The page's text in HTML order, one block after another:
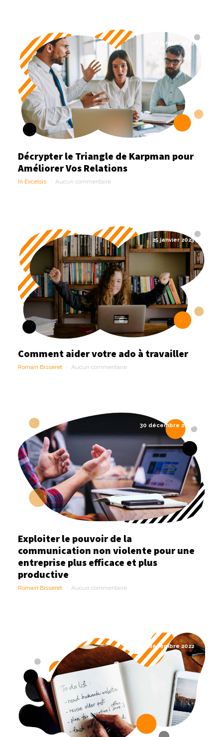
18 janvier 2025
Décrypter le Triangle de Karpman pour
Améliorer Vos Relations
In Excelsis Aucun commentaire
25 janvier 2023
Comment aider votre ado à travailler
Romain Bisseret Aucun commentaire
30 décembre 2022
Exploiter le pouvoir de la
communication non violente pour une
entreprise plus efficace et plus
productive
Romain Bisseret Aucun commentaire
5 décembre 2022